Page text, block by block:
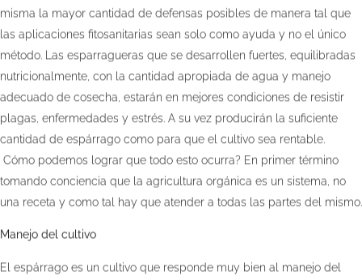
misma la mayor cantidad de defensas posibles de manera tal que
las aplicaciones fitosanitarias sean solo como ayuda y no el único
método. Las esparragueras que se desarrollen fuertes, equilibradas
nutricionalmente, con la cantidad apropiada de agua y manejo
adecuado de cosecha, estarán en mejores condiciones de resistir
plagas, enfermedades y estrés. A su vez producirán la suficiente
cantidad de espárrago como para que el cultivo sea rentable.
Cómo podemos lograr que todo esto ocurra? En primer término
tomando conciencia que la agricultura orgánica es un sistema, no
una receta y como tal hay que atender a todas las partes del mismo.
Manejo del cultivo
El espárrago es un cultivo que responde muy bien al manejo del